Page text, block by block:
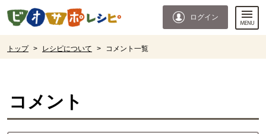
ページの先頭です。
ログイン
トップ > レシピについて > コメント一覧
コメント